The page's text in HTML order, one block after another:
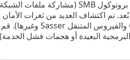
البعيدة أو هجمات فشل